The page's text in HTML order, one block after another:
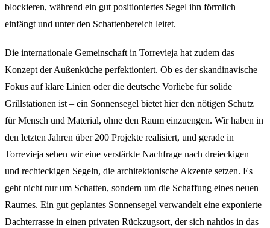
blockieren, während ein gut positioniertes Segel ihn förmlich
einfängt und unter den Schattenbereich leitet.
Die internationale Gemeinschaft in Torrevieja hat zudem das
Konzept der Außenküche perfektioniert. Ob es der skandinavische
Fokus auf klare Linien oder die deutsche Vorliebe für solide
Grillstationen ist – ein Sonnensegel bietet hier den nötigen Schutz
für Mensch und Material, ohne den Raum einzuengen. Wir haben in
den letzten Jahren über 200 Projekte realisiert, und gerade in
Torrevieja sehen wir eine verstärkte Nachfrage nach dreieckigen
und rechteckigen Segeln, die architektonische Akzente setzen. Es
geht nicht nur um Schatten, sondern um die Schaffung eines neuen
Raumes. Ein gut geplantes Sonnensegel verwandelt eine exponierte
Dachterrasse in einen privaten Rückzugsort, der sich nahtlos in das